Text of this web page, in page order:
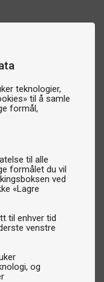
teknologier,
til å samle
formål,
til alle
formålet du vil
ved
«Lagre
til enhver tid
venstre
og